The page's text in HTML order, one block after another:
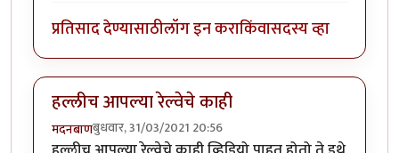
प्रतिसाद देण्यासाठीलॉग इन कराकिंवासदस्य व्हा
हल्लीच आपल्या रेल्वेचे काही
मदनबाणबुधवार, 31/03/2021 20:56